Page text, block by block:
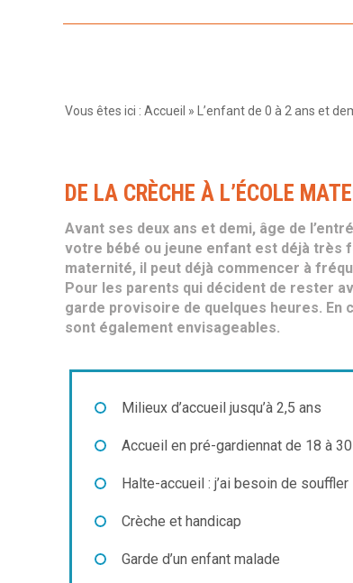
Vous êtes ici : Accueil » L’enfant de 0 à 2 ans et
DE LA CRÈCHE À L’ÉCOLE
Avant ses deux ans et demi, âge de
votre bébé ou jeune enfant est déjà très
maternité, il peut déjà commencer à
Pour les parents qui décident de rester
garde provisoire de quelques heures. En
sont également envisageables.
Milieux d’accueil jusqu’à 2,5 ans
Accueil en pré-gardiennat de 18 à
Halte-accueil : j’ai besoin de souffler
Crèche et handicap
Garde d’un enfant malade